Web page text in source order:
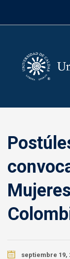
septiembre 19,